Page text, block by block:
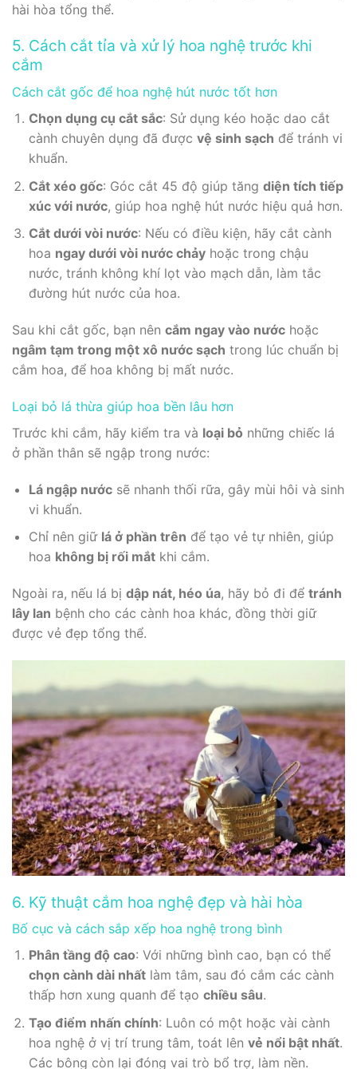
hài hòa tổng thể.
5. Cách cắt tỉa và xử lý hoa nghệ trước khi
cắm
Cách cắt gốc để hoa nghệ hút nước tốt hơn
Chọn dụng cụ cắt sắc: Sử dụng kéo hoặc dao cắt
cành chuyên dụng đã được vệ sinh sạch để tránh vi
khuẩn.
Cắt xéo gốc: Góc cắt 45 độ giúp tăng diện tích tiếp
xúc với nước, giúp hoa nghệ hút nước hiệu quả hơn.
Cắt dưới vòi nước: Nếu có điều kiện, hãy cắt cành
hoa ngay dưới vòi nước chảyhoặc trong chậu
nước, tránh không khí lọt vào mạch dẫn, làm tắc
đường hút nước của hoa.
Sau khi cắt gốc, bạn nên cắm ngay vào nước hoặc
ngâm tạm trong một xô nước sạch trong lúc chuẩn bị
cắm hoa, để hoa không bị mất nước.
Loại bỏ lá thừa giúp hoa bền lâu hơn
Trước khi cắm, hãy kiểm tra và loại bỏ những chiếc lá
ở phần thân sẽ ngập trong nước:
Lá ngập nướcsẽ nhanh thối rữa, gây mùi hôi và sinh
vi khuẩn.
Chỉ nên giữ lá ở phần trên để tạo vẻ tự nhiên, giúp
hoa không bị rối mắtkhi cắm.
Ngoài ra, nếu lá bị dập nát, héo úa, hãy bỏ đi để tránh
lây lan bệnh cho các cành hoa khác, đồng thời giữ
được vẻ đẹp tổng thể.
6. Kỹ thuật cắm hoa nghệ đẹp và hài hòa
Bố cục và cách sắp xếp hoa nghệ trong bình
Phân tầng độ cao: Với những bình cao, bạn có thể
chọn cành dài nhấtlàm tâm, sau đó cắm các cành
thấp hơn xung quanh để tạo chiều sâu.
Tạo điểm nhấn chính: Luôn có một hoặc vài cành
hoa nghệ ở vị trí trung tâm, toát lên vẻ nổi bật nhất.
Các bông còn lại đóng vai trò bổ trợ, làm nền.